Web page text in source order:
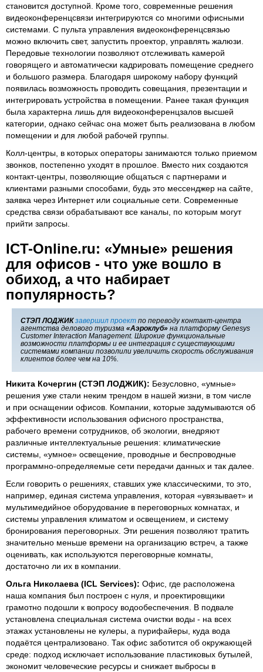
становится доступной. Кроме того, современные решения
видеоконференцсвязи интегрируются со многими офисными
системами. С пульта управления видеоконференцсвязью
можно включить свет, запустить проектор, управлять жалюзи.
Передовые технологии позволяют отслеживать камерой
говорящего и автоматически кадрировать помещение среднего
и большого размера. Благодаря широкому набору функций
появилась возможность проводить совещания, презентации и
интегрировать устройства в помещении. Ранее такая функция
была характерна лишь для видеоконференцзалов высшей
категории, однако сейчас она может быть реализована в любом
помещении и для любой рабочей группы.
Колл-центры, в которых операторы занимаются только приемом
звонков, постепенно уходят в прошлое. Вместо них создаются
контакт-центры, позволяющие общаться с партнерами и
клиентами разными способами, будь это мессенджер на сайте,
заявка через Интернет или социальные сети. Современные
средства связи обрабатывают все каналы, по которым могут
прийти запросы.
ICT-Online.ru: «Умные» решения
для офисов - что уже вошло в
обиход, а что набирает
популярность?
СТЭП ЛОДЖИК завершил проект по переводу контакт-центра
агентства делового туризма «Аэроклуб» на платформу Genesys
Customer Interaction Management. Широкие функциональные
возможности платформы и ее интеграция с существующими
системами компании позволили увеличить скорость обслуживания
клиентов более чем на 10%.
Никита Кочергин (СТЭП ЛОДЖИК): Безусловно, «умные»
решения уже стали неким трендом в нашей жизни, в том числе
и при оснащении офисов. Компании, которые задумываются об
эффективности использования офисного пространства,
рабочего времени сотрудников, об экологии, внедряют
различные интеллектуальные решения: климатические
системы, «умное» освещение, проводные и беспроводные
программно-определяемые сети передачи данных и так далее.
Если говорить о решениях, ставших уже классическими, то это,
например, единая система управления, которая «увязывает» и
мультимедийное оборудование в переговорных комнатах, и
системы управления климатом и освещением, и систему
бронирования переговорных. Эти решения позволяют тратить
значительно меньше времени на организацию встреч, а также
оценивать, как используются переговорные комнаты,
достаточно ли их в компании.
Ольга Николаева (ICL Services): Офис, где расположена
наша компания был построен с нуля, и проектировщики
грамотно подошли к вопросу водообеспечения. В подвале
установлена специальная система очистки воды - на всех
этажах установлены не кулеры, а пурифайеры, куда вода
подаётся централизовано. Так офис заботится об окружающей
среде: подход исключает использование пластиковых бутылей,
экономит человеческие ресурсы и снижает выбросы в